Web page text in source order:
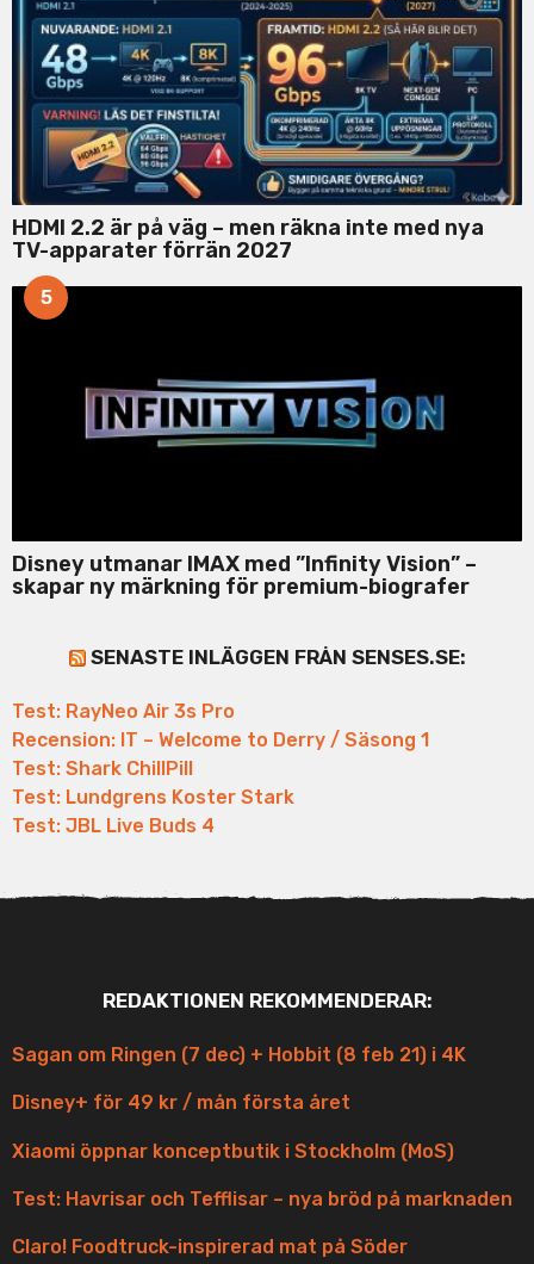
HDMI 2.2 är på väg – men räkna inte med nya
TV-apparater förrän 2027
5
Disney utmanar IMAX med ”Infinity Vision” –
skapar ny märkning för premium-biografer
SENASTE INLÄGGEN FRÅN SENSES.SE:
Test: RayNeo Air 3s Pro
Recension: IT – Welcome to Derry / Säsong 1
Test: Shark ChillPill
Test: Lundgrens Koster Stark
Test: JBL Live Buds 4
REDAKTIONEN REKOMMENDERAR:
Sagan om Ringen (7 dec) + Hobbit (8 feb 21) i 4K
Disney+ för 49 kr / mån första året
Xiaomi öppnar konceptbutik i Stockholm (MoS)
Test: Havrisar och Tefflisar – nya bröd på marknaden
Claro! Foodtruck-inspirerad mat på Söder